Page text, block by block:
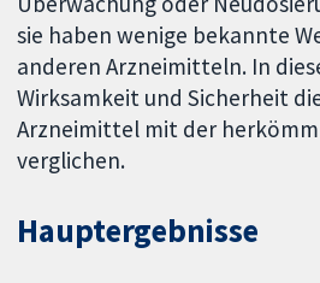
sie haben wenige bekannte
anderen Arzneimitteln. In
Wirksamkeit und Sicherheit
Arzneimittel mit der
verglichen.
Hauptergebnisse